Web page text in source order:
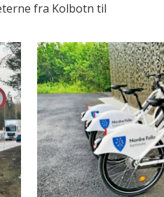
fra Kolbotn til